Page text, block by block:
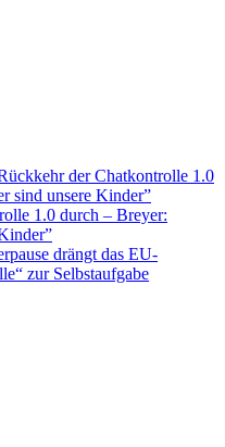
der Chatkontrolle 1.0
sind unsere Kinder”
1.0 durch – Breyer:
drängt das EU-
zur Selbstaufgabe